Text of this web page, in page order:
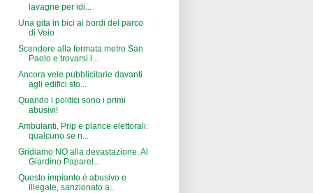
lavagne per idi...
Una gita in bici ai bordi del parco
di Veio
Scendere alla fermata metro San
Paolo e trovarsi i...
Ancora vele pubblicitarie davanti
agli edifici sto...
Quando i politici sono i primi
abusivi!
Ambulanti, Prip e plance elettorali:
qualcuno se n...
Gridiamo NO alla devastazione. Al
Giardino Paparel...
Questo impianto è abusivo e
illegale, sanzionato a...